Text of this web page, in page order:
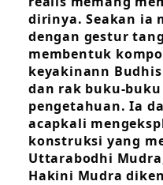
dirinya. Seakan ia
dengan gestur
membentuk
keyakinann
dan rak buku-
pengetahuan. Ia
acapkali
konstruksi yang
Uttarabodhi
Hakini Mudra